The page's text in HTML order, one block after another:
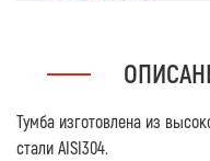
Тумба изготовлена из
стали AISI304.